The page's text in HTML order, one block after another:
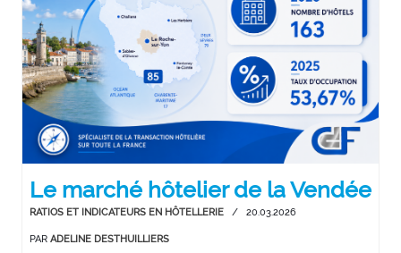
Le marché hôtelier de la Vendée
RATIOS ET INDICATEURS EN HÔTELLERIE / 20.03.2026
PAR ADELINE DESTHUILLIERS